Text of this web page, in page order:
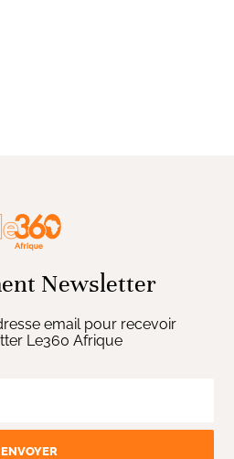
Newsletter
email pour recevoir
Le360 Afrique
ENVOYER